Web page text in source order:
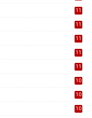
11
11
11
11
11
10
10
10